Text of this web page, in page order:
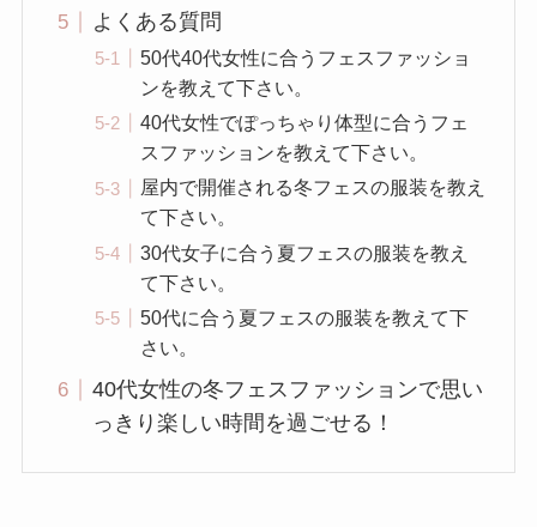
よくある質問
50代40代女性に合うフェスファッショ
ンを教えて下さい。
40代女性でぽっちゃり体型に合うフェ
スファッションを教えて下さい。
屋内で開催される冬フェスの服装を教え
て下さい。
30代女子に合う夏フェスの服装を教え
て下さい。
50代に合う夏フェスの服装を教えて下
さい。
40代女性の冬フェスファッションで思い
っきり楽しい時間を過ごせる！